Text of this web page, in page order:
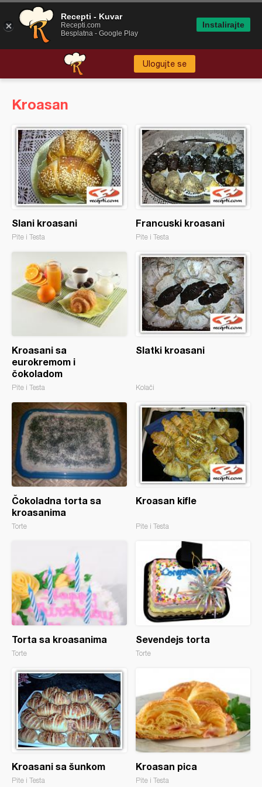
Ulogujte se
Kroasan
Slani kroasani
Pite i Testa
Francuski kroasani
Pite i Testa
Kroasani sa
eurokremom i
čokoladom
Pite i Testa
Slatki kroasani
Kolači
Čokoladna torta sa
kroasanima
Torte
Kroasan kifle
Pite i Testa
Torta sa kroasanima
Torte
Sevendejs torta
Torte
Kroasani sa šunkom
Pite i Testa
Kroasan pica
Pite i Testa
Recepti - Kuvar
Recepti.com
Besplatna - Google Play
Instalirajte